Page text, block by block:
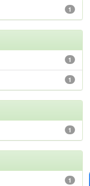
1
1
1
1
1